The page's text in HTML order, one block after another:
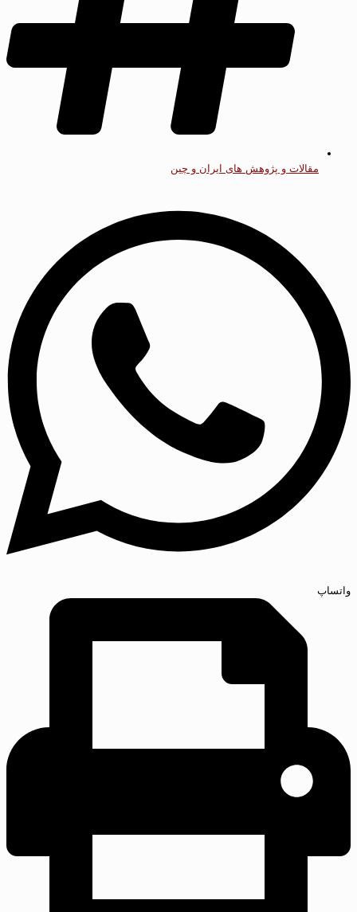
مقالات و پژوهش های ایران و چین
واتساپ